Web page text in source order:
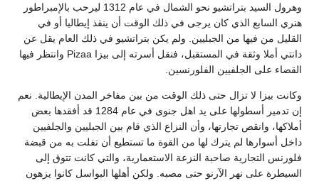
وهرول السيد بتراتشيو نحو الشمال في عام 1312 ليرحب بالإمبراطور
هنري السابع الذي كان يرجى في ذلك الوقت أن ينقذ إيطاليا أو في
القليل من فيها من الجبليين. ولم يكن بتراتشيو في ذلك العام يقل عن
دانتي أملا وثقة في المستقبل، فنقل أسرته إلى بيزا Pizaa وانتظر فيها
القضاء على الجلفيين الفلورنسين.
وكانت بيزا لا تزال حتى ذلك الوقت من بين مفاخر المدن الإيطالية. نعم
إن تدمير أسطولها على يد اهل جنوى في عام 1284 قد أفقدها بعض
أملاكها، وانقص تجارتها، وأن النزاع الذي قام بين الجبليين والجلفيين
داخل أسوارها لم يترك لها من القوة ما تستطيع أن تفلت به من قبضة
فلورنس التجارية صاحبة النزعة الاستعمارية، والتي كانت تتوق إلى
السيطرة على نهر الآرنو حتى مصبه. ولكن أهلها البواسل كانوا يزهون